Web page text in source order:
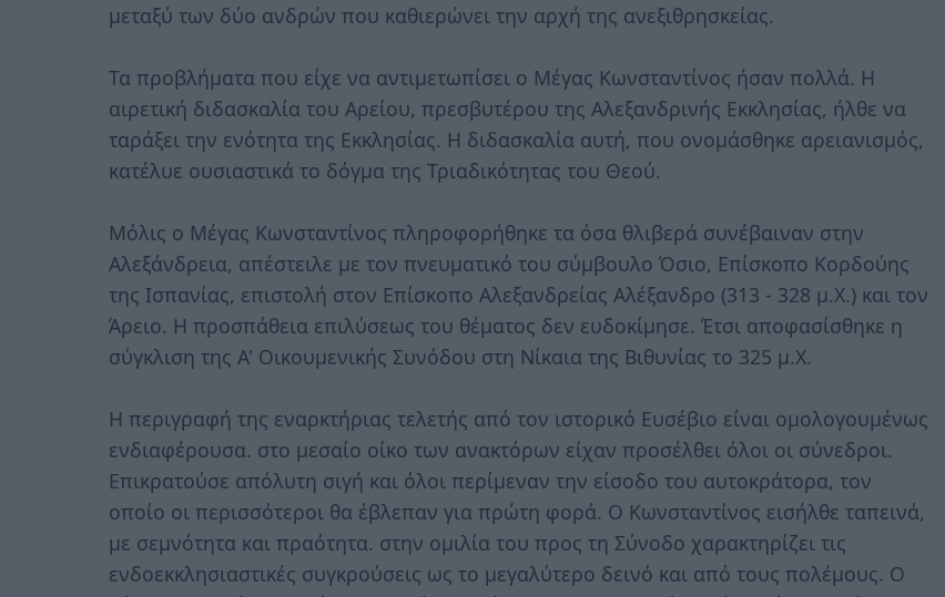
μεταξύ των δύο ανδρών που καθιερώνει την αρχή της ανεξιθρησκείας.
Τα προβλήματα που είχε να αντιμετωπίσει ο Μέγας Κωνσταντίνος ήσαν πολλά. Η
αιρετική διδασκαλία του Αρείου, πρεσβυτέρου της Αλεξανδρινής Εκκλησίας, ήλθε να
ταράξει την ενότητα της Εκκλησίας. Η διδασκαλία αυτή, που ονομάσθηκε αρειανισμός,
κατέλυε ουσιαστικά το δόγμα της Τριαδικότητας του Θεού.
Μόλις ο Μέγας Κωνσταντίνος πληροφορήθηκε τα όσα θλιβερά συνέβαιναν στην
Αλεξάνδρεια, απέστειλε με τον πνευματικό του σύμβουλο Όσιο, Επίσκοπο Κορδούης
της Ισπανίας, επιστολή στον Επίσκοπο Αλεξανδρείας Αλέξανδρο (313 - 328 μ.Χ.) και τον
Άρειο. Η προσπάθεια επιλύσεως του θέματος δεν ευδοκίμησε. Έτσι αποφασίσθηκε η
σύγκλιση της Α' Οικουμενικής Συνόδου στη Νίκαια της Βιθυνίας το 325 μ.Χ.
Η περιγραφή της εναρκτήριας τελετής από τον ιστορικό Ευσέβιο είναι ομολογουμένως
ενδιαφέρουσα. στο μεσαίο οίκο των ανακτόρων είχαν προσέλθει όλοι οι σύνεδροι.
Επικρατούσε απόλυτη σιγή και όλοι περίμεναν την είσοδο του αυτοκράτορα, τον
οποίο οι περισσότεροι θα έβλεπαν για πρώτη φορά. Ο Κωνσταντίνος εισήλθε ταπεινά,
με σεμνότητα και πραότητα. στην ομιλία του προς τη Σύνοδο χαρακτηρίζει τις
ενδοεκκλησιαστικές συγκρούσεις ως το μεγαλύτερο δεινό και από τους πολέμους. Ο